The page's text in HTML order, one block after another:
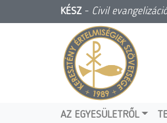
KÉSZ - Civil
AZ EGYESÜLETRŐL